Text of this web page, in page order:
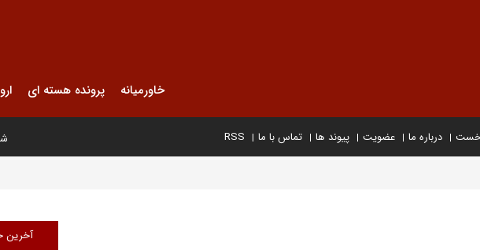
خاورمیانه پرونده هسته ای
درباره ما عضویت پیوند ها تماس با ما RSS شنبه
آخرین